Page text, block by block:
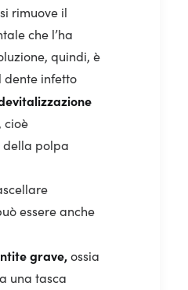
rimuove il
che l’ha
quindi, è
dente infetto
cioè
della polpa
essere anche
grave,ossia
una tasca